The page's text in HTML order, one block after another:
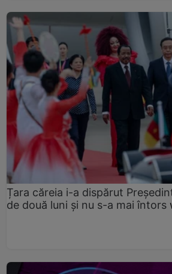
Țara căreia i-a dispărut
de două luni și nu s-a mai întors